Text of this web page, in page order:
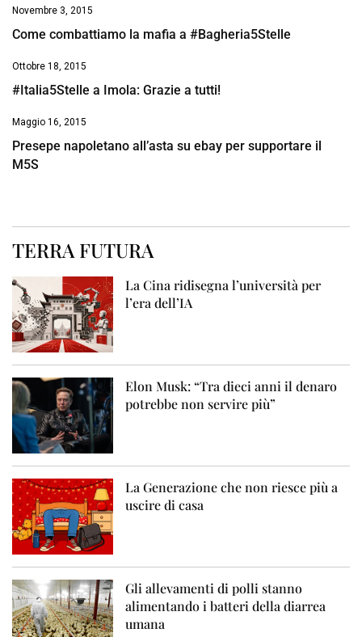
Novembre 3, 2015
Come combattiamo la mafia a #Bagheria5Stelle
Ottobre 18, 2015
#Italia5Stelle a Imola: Grazie a tutti!
Maggio 16, 2015
Presepe napoletano all’asta su ebay per supportare il
M5S
TERRA FUTURA
La Cina ridisegna l’università per
l’era dell’IA
Elon Musk: “Tra dieci anni il denaro
potrebbe non servire più”
La Generazione che non riesce più a
uscire di casa
Gli allevamenti di polli stanno
alimentando i batteri della diarrea
umana